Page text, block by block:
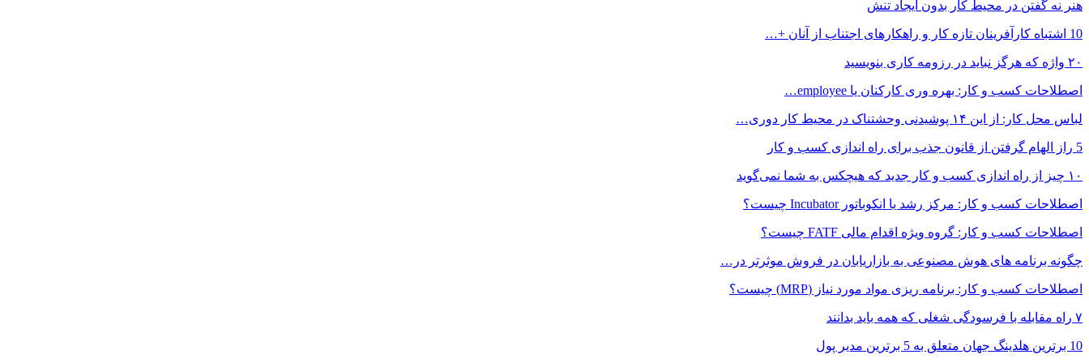
هنر نه گفتن در محیط کار بدون ایجاد تنش
10 اشتباه کارآفرینان تازه کار و راهکارهای اجتناب از آنان +…
۲۰ واژه که هرگز نباید در رزومه کاری بنویسید
اصطلاحات کسب و کار: بهره وری کارکنان یا employee…
لباس محل کار: از این ۱۴ پوشیدنی وحشتناک در محیط کار دوری…
5 راز الهام گرفتن از قانون جذب برای راه اندازی کسب و کار
۱۰ چیز از راه اندازی کسب و کار جدید که هیچکس به شما نمی‌گوید
اصطلاحات کسب و کار: مرکز رشد یا انکوباتور Incubator چیست؟
اصطلاحات کسب و کار: گروه ویژه اقدام مالی FATF چیست؟
چگونه برنامه های هوش مصنوعی به بازاریابان در فروش موثرتر در…
اصطلاحات کسب و کار: برنامه ریزی مواد مورد نیاز (MRP) چیست؟
۷ راه مقابله با فرسودگی شغلی که همه باید بدانند
10 برترین هلدینگ جهان متعلق به 5 برترین مدیر پول